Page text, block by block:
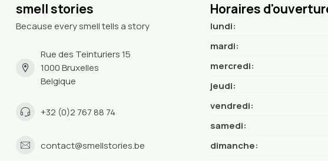
smell stories
Because every smell tells a story
Rue des Teinturiers 15
1000 Bruxelles
Belgique
+32 (0)2 767 88 74
contact@smellstories.be
Horaires
lundi:
mardi:
mercredi:
jeudi:
vendredi:
samedi:
dimanche: